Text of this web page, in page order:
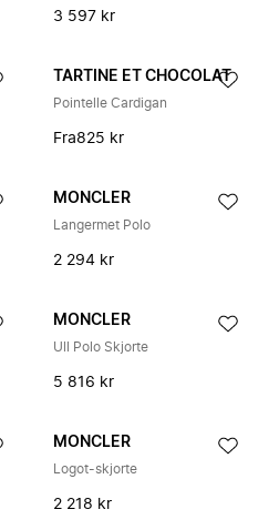
3 597 kr
TARTINE ET CHOCOLAT
Pointelle Cardigan
Fra825 kr
MONCLER
Langermet Polo
2 294 kr
MONCLER
Ull Polo Skjorte
5 816 kr
MONCLER
Logot-skjorte
2 218 kr